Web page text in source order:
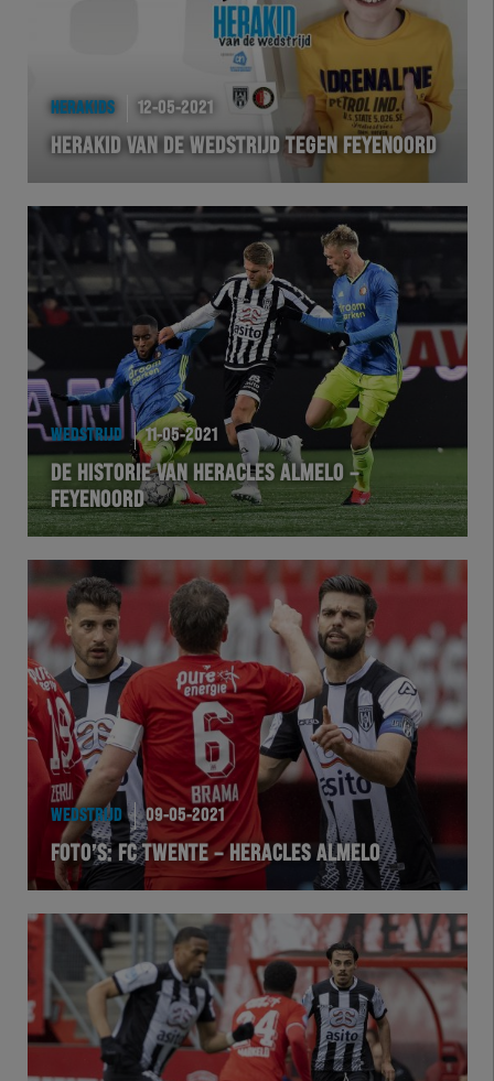
HERAKIDS 12-05-2021
HERAKID VAN DE WEDSTRIJD TEGEN FEYENOORD
WEDSTRIJD 11-05-2021
DE HISTORIE VAN HERACLES ALMELO –
FEYENOORD
WEDSTRIJD 09-05-2021
FOTO’S: FC TWENTE – HERACLES ALMELO